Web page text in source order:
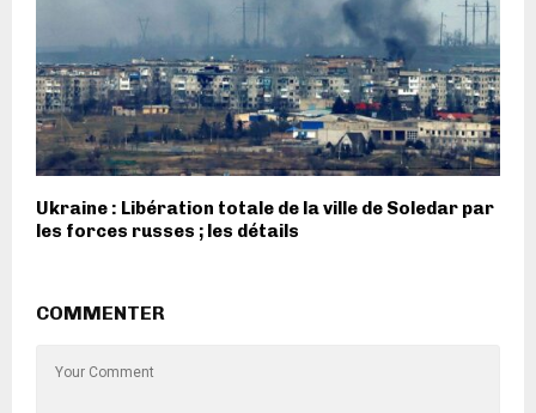
Ukraine : Libération totale de la ville de Soledar par
les forces russes ; les détails
COMMENTER